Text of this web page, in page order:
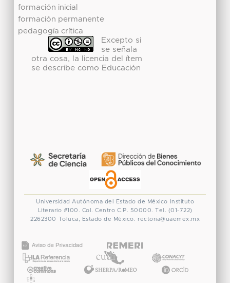
formación inicial
formación permanente
pedagogía crítica
Excepto si
se señala
otra cosa, la licencia del ítem
se describe como Educación
Universidad Autónoma del Estado de México
Instituto
Literario #100. Col. Centro C.P. 50000. Tel. (01-722)
2262300 Toluca, Estado de México. rectoria@uaemex.mx